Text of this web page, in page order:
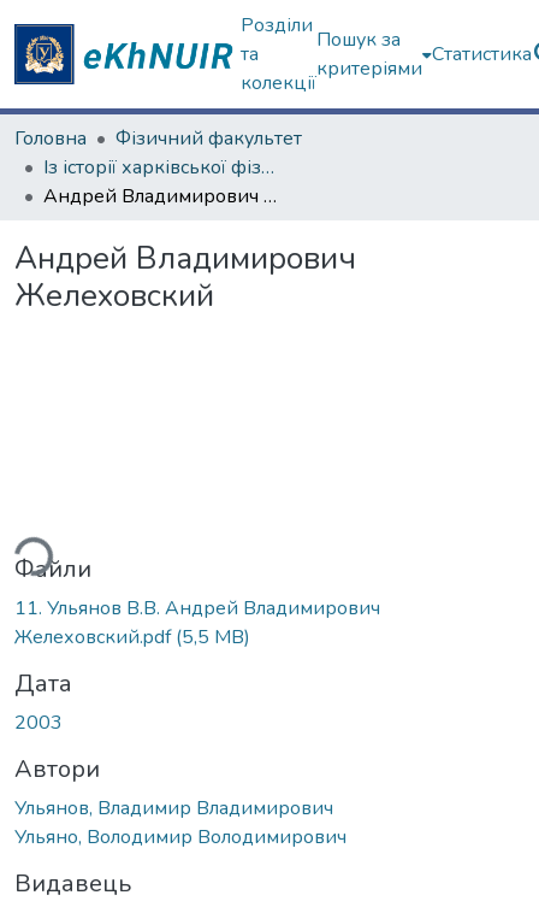
Розділи
та
колекції
Пошук за
критеріями
Статистика
Головна
Фізичний факультет
Із історії харківської фізичної школи
Андрей Владимирович Желеховский
Андрей Владимирович
Желеховский
Файли
11. Ульянов В.В. Андрей Владимирович
Желеховский.pdf(5,5 MB)
Дата
2003
Автори
Ульянов, Владимир Владимирович
Ульяно, Володимир Володимирович
Видавець